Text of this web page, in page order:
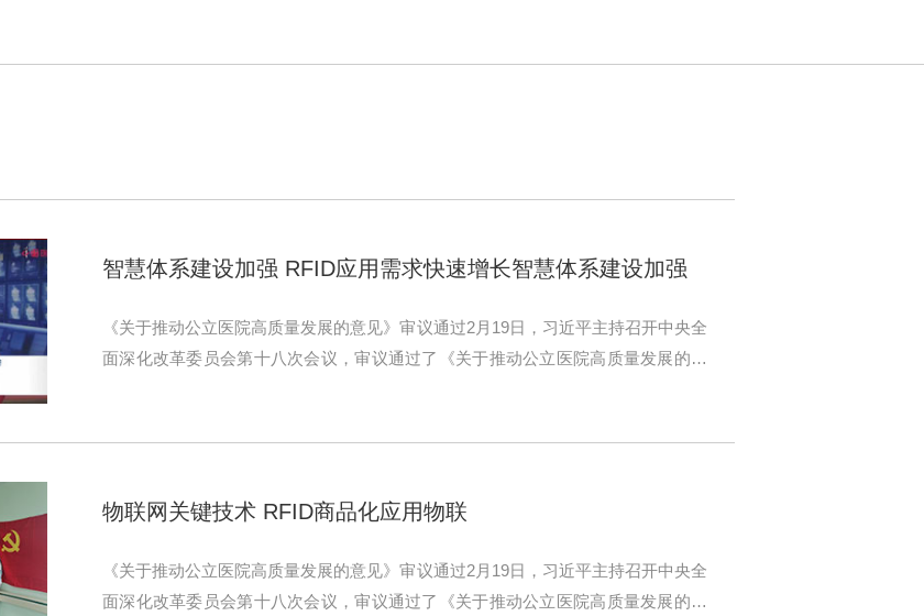
智慧体系建设加强 RFID应用需求快速增长智慧体系建设加强
《关于推动公立医院高质量发展的意见》审议通过2月19日，习近平主持召开中央全
面深化改革委员会第十八次会议，审议通过了《关于推动公立医院高质量发展的意
物联网关键技术 RFID商品化应用物联
《关于推动公立医院高质量发展的意见》审议通过2月19日，习近平主持召开中央全
面深化改革委员会第十八次会议，审议通过了《关于推动公立医院高质量发展的意